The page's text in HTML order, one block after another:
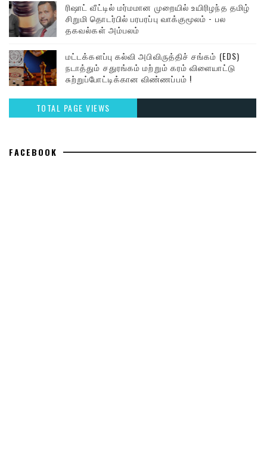
ரிஷாட் வீட்டில் மர்மமான முறையில் உயிரிழந்த தமிழ்
சிறுமி தொடர்பில் பரபரப்பு வாக்குமூலம் - பல
தகவல்கள் அம்பலம்
மட்டக்களப்பு கல்வி அபிவிருத்திச் சங்கம் (EDS)
நடாத்தும் சதுரங்கம் மற்றும் கரம் விளையாட்டு
சுற்றுப்போட்டிக்கான விண்ணப்பம் !
TOTAL PAGE VIEWS
FACEBOOK